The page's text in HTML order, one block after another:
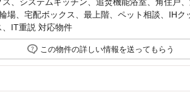
場、宅配ボックス、最上階、ペット相談、IH
IT重説 対応物件
この物件の詳しい情報を送ってもらう